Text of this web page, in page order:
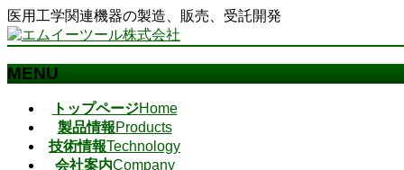
医用工学関連機器の製造、販売、受託開発
MENU
トップページHome
製品情報Products
技術情報Technology
会社案内Company